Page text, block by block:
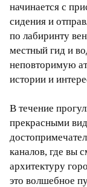
начинается с
сидения и
по лабиринту
местный гид и
неповторимую
истории и
В течение
прекрасными
каналов, где вы
архитектуру
это волшебное